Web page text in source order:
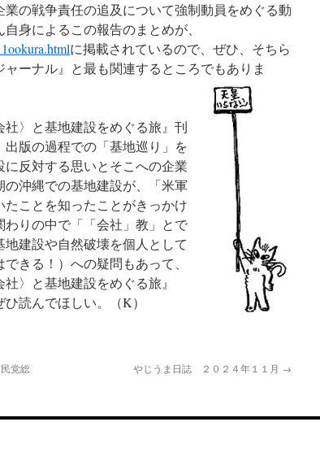
の戦争責任の追及について強制動員をめぐる動
身によるこの報告のまとめが、
に掲載されているので、ぜひ、そちら
ーナル』と最も関連するところでもありま
〉と基地建設をめぐる旅』刊
版の過程での「基地巡り」を
反対する思いとそこへの企業
沖縄での基地建設が、「米軍
ことを知ったことがきっかけ
りの中で「「会社」教」とで
建設や自然破壊を個人として
きる！）への疑問もあって、
〉と基地建設をめぐる旅』
読んでほしい。（K）
党総
やじうま日誌 ２０２４年１１月 →